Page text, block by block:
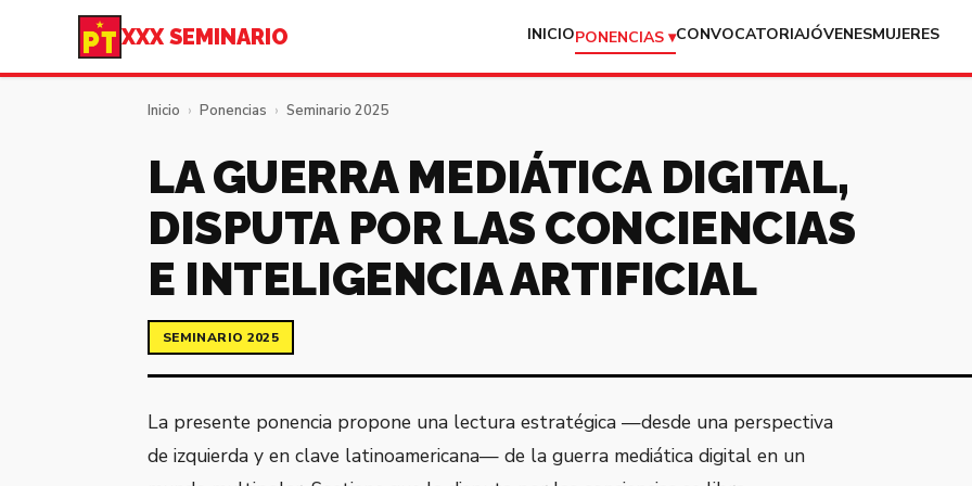
XXX SEMINARIO INICIOPONENCIAS ▾CONVOCATORIAJÓVENESMUJERES
Inicio › Ponencias › Seminario 2025
LA GUERRA MEDIÁTICA DIGITAL,
DISPUTA POR LAS CONCIENCIAS
E INTELIGENCIA ARTIFICIAL
SEMINARIO 2025
La presente ponencia propone una lectura estratégica —desde una perspectiva
de izquierda y en clave latinoamericana— de la guerra mediática digital en un